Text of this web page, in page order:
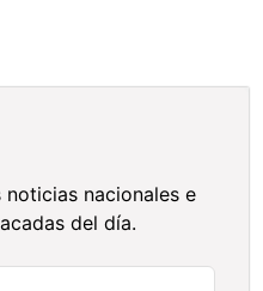
noticias nacionales e
del día.